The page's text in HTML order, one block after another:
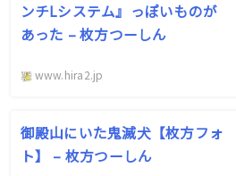
ンチLシステム』っぽいものが
あった – 枚方つーしん
www.hira2.jp
御殿山にいた鬼滅犬【枚方フォ
ト】 – 枚方つーしん